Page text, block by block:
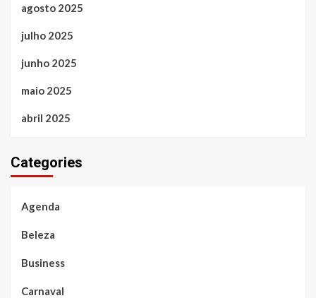
agosto 2025
julho 2025
junho 2025
maio 2025
abril 2025
Categories
Agenda
Beleza
Business
Carnaval